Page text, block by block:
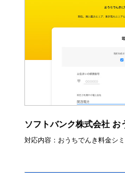
ソフトバンク株式会社 お
対応内容：おうちでんき料金シ